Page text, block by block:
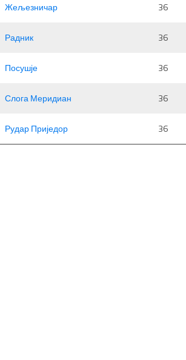
Жељезничар 36
Радник 36
Посушје 36
Слога Меридиан 36
Рудар Приједор 36